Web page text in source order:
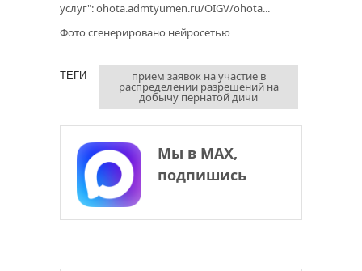
услуг":ohota.admtyumen.ru/OIGV/ohota...
Фото сгенерировано нейросетью
ТЕГИ прием заявок на участие в
распределении разрешений на
добычу пернатой дичи
Мы в МАХ,
подпишись